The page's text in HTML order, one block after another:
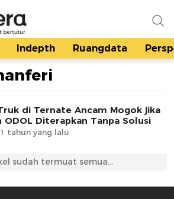
Indepth Ruangdata
di Ternate Ancam Mogok jika
ODOL Diterapkan Tanpa Solusi
1 tahun yang lalu
sudah termuat semua...